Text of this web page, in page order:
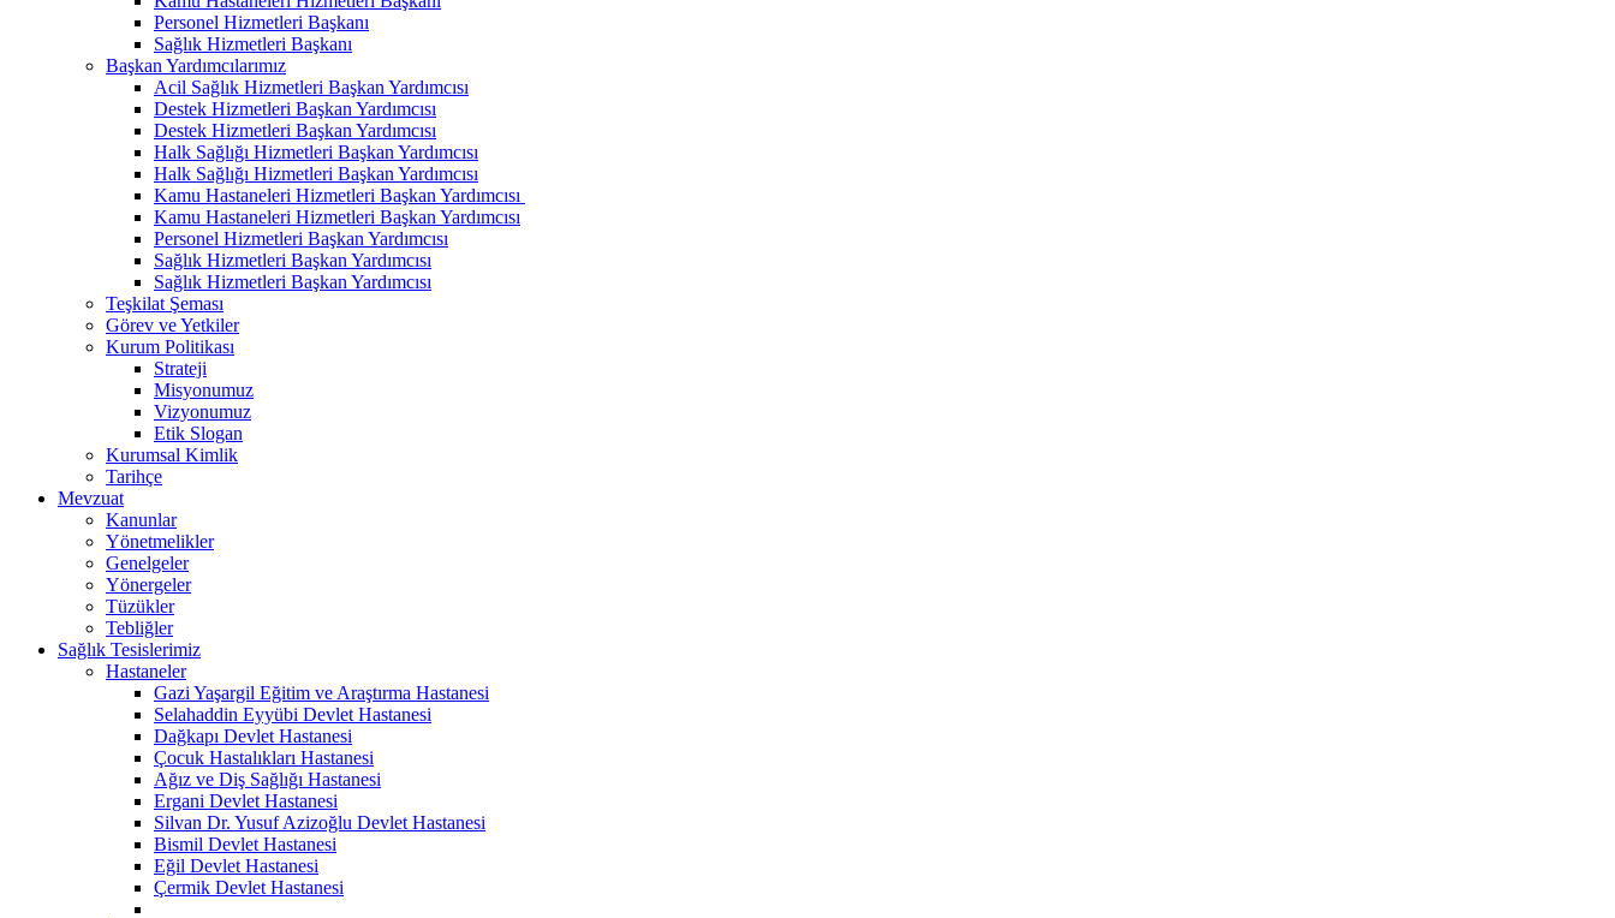
Personel Hizmetleri Başkanı
Sağlık Hizmetleri Başkanı
Başkan Yardımcılarımız
Acil Sağlık Hizmetleri Başkan Yardımcısı
Destek Hizmetleri Başkan Yardımcısı
Destek Hizmetleri Başkan Yardımcısı
Halk Sağlığı Hizmetleri Başkan Yardımcısı
Halk Sağlığı Hizmetleri Başkan Yardımcısı
Kamu Hastaneleri Hizmetleri Başkan Yardımcısı ​
Kamu Hastaneleri Hizmetleri Başkan Yardımcısı
Personel Hizmetleri Başkan Yardımcısı
Sağlık Hizmetleri Başkan Yardımcısı
Sağlık Hizmetleri Başkan Yardımcısı
Teşkilat Şeması
Görev ve Yetkiler
Kurum Politikası
Strateji
Misyonumuz
Vizyonumuz
Etik Slogan
Kurumsal Kimlik
Tarihçe
Mevzuat
Kanunlar
Yönetmelikler
Genelgeler
Yönergeler
Tüzükler
Tebliğler
Sağlık Tesislerimiz
Hastaneler
Gazi Yaşargil Eğitim ve Araştırma Hastanesi
Selahaddin Eyyübi Devlet Hastanesi
Dağkapı Devlet Hastanesi
Çocuk Hastalıkları Hastanesi
Ağız ve Diş Sağlığı Hastanesi
Ergani Devlet Hastanesi
Silvan Dr. Yusuf Azizoğlu Devlet Hastanesi
Bismil Devlet Hastanesi
Eğil Devlet Hastanesi
Çermik Devlet Hastanesi